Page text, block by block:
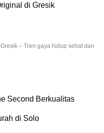
di Gresik
– Tren gaya hidup sehat dan
Second Berkualitas
di Solo